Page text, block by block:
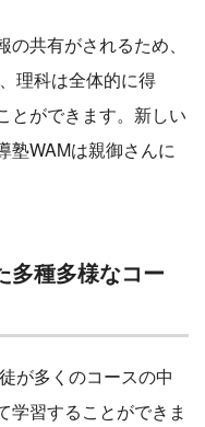
共有がされるため、
理科は全体的に得
とができます。新しい
塾WAMは親御さんに
多種多様なコー
が多くのコースの中
学習することができま